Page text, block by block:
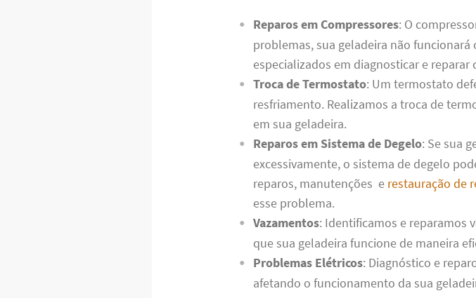
Reparos em Compressores: O
problemas, sua geladeira não
especializados em diagnosticar e
Troca de Termostato: Um termostato
resfriamento. Realizamos a troca de
em sua geladeira.
Reparos em Sistema de Degelo: Se sua
excessivamente, o sistema de degelo
reparos, manutenções e restauração de
esse problema.
Vazamentos: Identificamos e reparamos
que sua geladeira funcione de maneira
Problemas Elétricos: Diagnóstico e
afetando o funcionamento da sua